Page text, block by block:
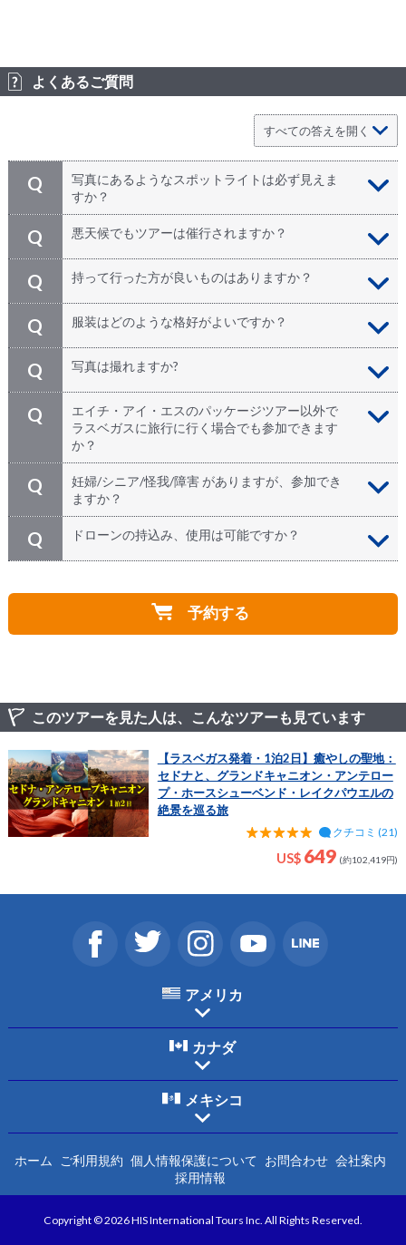
よくあるご質問
Q
写真にあるようなスポットライトは必ず見えま
すか？
A
写真でよく見るスポットライトは、太陽の傾きの加減
と、風によって砂が少しだけ舞っている状況などが合わ
ではありませんが、幻想的な風景は日の差込が少なくて
も健在です！
Q 悪天候でもツアーは催行されますか？
A
悪天候が続きアンテロープキャニオンが閉鎖されてい
る、という情報が入ってきた場合は不催行となります。
の降雨、落雷の際はキャニオンが閉鎖される場合もござ
います。予めご了承下さい。
Q 持って行った方が良いものはありますか？
A
渓谷には大きなカバンは持ち込めませんが、カメラは忘
れずに！ 砂地のためマスクやバンダナなどがあると重
Q 服装はどのような格好がよいですか？
A
アンテロープキャニオンは砂地で足場の安定もありませ
ん。ハイヒールやサンダルは避け、歩きやすい靴、格好
Q 写真は撮れますか?
A
普通のデジカメやスマホカメラでもかなりキレイな写真
を撮れます。ただし、渓谷内はサラサラの砂が舞ってい
るので、カメラの中に砂が入ってしまう事があります。
一眼レフをお持ちの方は、中でレンズ交換は出来ませ
ん。又、三脚の持込や使用は出来ません。
Q
エイチ・アイ・エスのパッケージツアー以外で
ラスベガスに旅行に行く場合でも参加できます
か？
A
もちろんです！日本からパッケージツアーでお越し頂く
方、個人旅行で来られる方、在米の方、日本・アメリカ
以外の国にお住まいの方。。。皆様のお越しをお待ちし
ております。
Q
妊婦/シニア/怪我/障害 がありますが、参加でき
ますか？
A
弊社はお客様のご状況でお断りする事はありません。あ
くまでも、ご自身、及びかかりつけの医師の判断、自己
ものとみなします。
◆陸路にて片道数時間の移動があります。お一人様につ
院にいける環境にはありません。
◆ガイドはお客様のお体に触れてお手伝いする事は出来
お約束ください。
◆限られた車両サイズの為、車椅子を含む大型のお荷物
を載せるスペースはありません。
◆アッパーキャニオンへ向かう道は未舗装で激しく揺れ
◆ロウアーキャニオンでは細いハシゴを上り下りする箇
よる問題については一切の責任は負いかねます。
Q ドローンの持込み、使用は可能ですか？
予約する
このツアーを見た人は、こんなツアーも見ています
【ラスベガス発着・1泊2日】癒やしの聖地：
セドナと、グランドキャニオン・アンテロー
プ・ホースシューベンド・レイクパウエルの
絶景を巡る旅
クチコミ (21)
US$ 649 (約102,419円)
アメリカ
カナダ
メキシコ
ホーム ご利用規約 個人情報保護について お問合わせ 会社案内
採用情報
Copyright © 2026 HIS International Tours Inc. All Rights Reserved.